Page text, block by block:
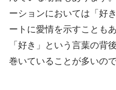
ーションにおいては「好
ートに愛情を示すことも
「好き」という言葉の背
巻いていることが多いので